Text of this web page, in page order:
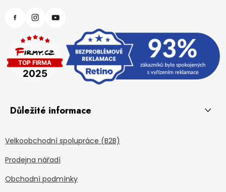
Důležité informace
Velkoobchodní spolupráce (B2B)
Prodejna nářadí
Obchodní podmínky